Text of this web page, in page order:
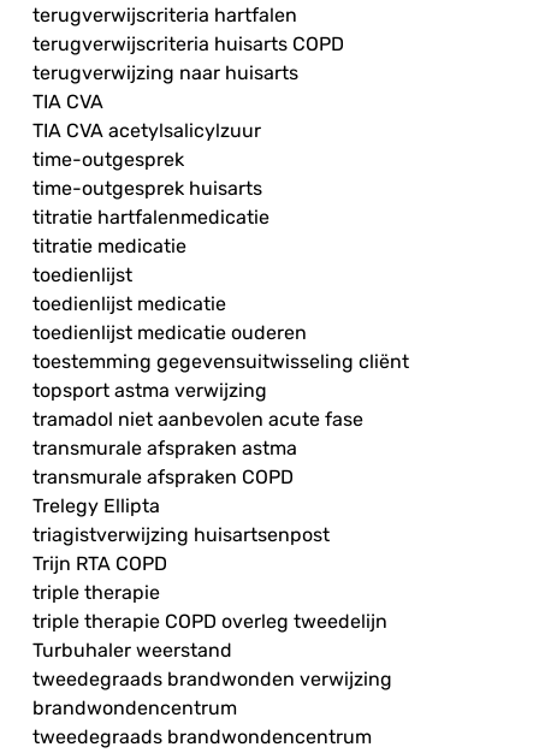
terugverwijscriteria hartfalen
terugverwijscriteria huisarts COPD
terugverwijzing naar huisarts
TIA CVA
TIA CVA acetylsalicylzuur
time-outgesprek
time-outgesprek huisarts
titratie hartfalenmedicatie
titratie medicatie
toedienlijst
toedienlijst medicatie
toedienlijst medicatie ouderen
toestemming gegevensuitwisseling cliënt
topsport astma verwijzing
tramadol niet aanbevolen acute fase
transmurale afspraken astma
transmurale afspraken COPD
Trelegy Ellipta
triagistverwijzing huisartsenpost
Trijn RTA COPD
triple therapie
triple therapie COPD overleg tweedelijn
Turbuhaler weerstand
tweedegraads brandwonden verwijzing
brandwondencentrum
tweedegraads brandwondencentrum